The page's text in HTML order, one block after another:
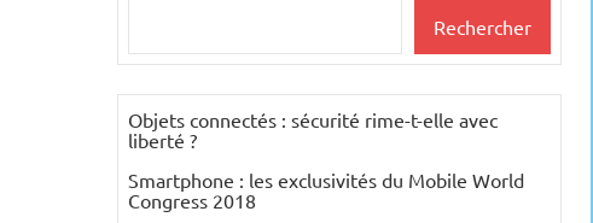
Rechercher
Objets connectés : sécurité rime-t-elle avec
liberté ?
Smartphone : les exclusivités du Mobile World
Congress 2018